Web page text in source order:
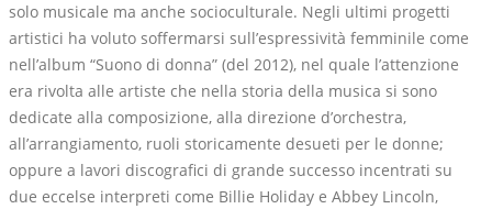
solo musicale ma anche socioculturale. Negli ultimi progetti
artistici ha voluto soffermarsi sull’espressività femminile come
nell’album “Suono di donna” (del 2012), nel quale l’attenzione
era rivolta alle artiste che nella storia della musica si sono
dedicate alla composizione, alla direzione d’orchestra,
all’arrangiamento, ruoli storicamente desueti per le donne;
oppure a lavori discografici di grande successo incentrati su
due eccelse interpreti come Billie Holiday e Abbey Lincoln,